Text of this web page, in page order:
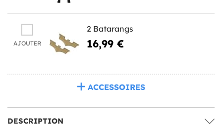
AJOUTER
2 Batarangs
16,99 €
ACCESSOIRES
DESCRIPTION